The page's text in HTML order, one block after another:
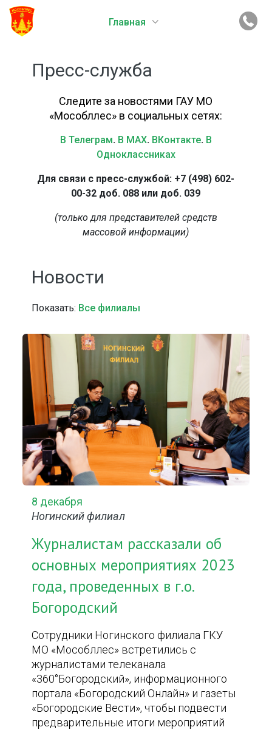
Главная
Пресс-служба
Следите за новостями ГАУ МО
«Мособллес» в социальных сетях:
В Телеграм. В MAX. ВКонтакте. В
Одноклассниках
Для связи с пресс-службой: +7 (498) 602-
00-32 доб. 088 или доб. 039
(только для представителей средств
массовой информации)
Новости
Показать: Все филиалы
8 декабря
Ногинский филиал
Журналистам рассказали об
основных мероприятиях 2023
года, проведенных в г.о.
Богородский
Сотрудники Ногинского филиала ГКУ
МО «Мособллес» встретились с
журналистами телеканала
«360°Богородский», информационного
портала «Богородский Онлайн» и газеты
«Богородские Вести», чтобы подвести
предварительные итоги мероприятий